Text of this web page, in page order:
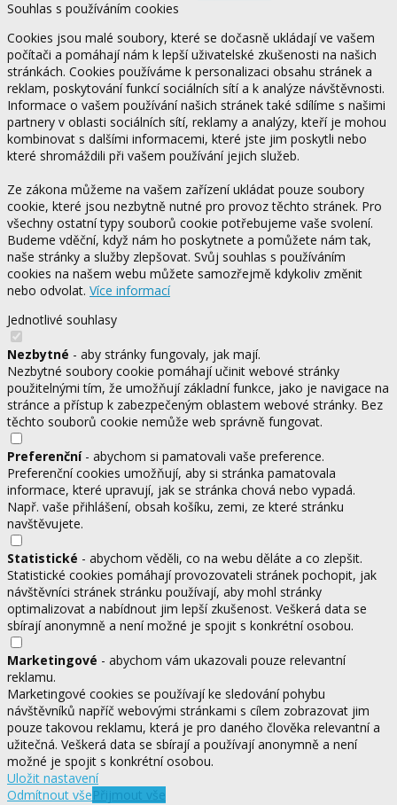
Souhlas s používáním cookies
Cookies jsou malé soubory, které se dočasně ukládají ve vašem
počítači a pomáhají nám k lepší uživatelské zkušenosti na našich
stránkách. Cookies používáme k personalizaci obsahu stránek a
reklam, poskytování funkcí sociálních sítí a k analýze návštěvnosti.
Informace o vašem používání našich stránek také sdílíme s našimi
partnery v oblasti sociálních sítí, reklamy a analýzy, kteří je mohou
kombinovat s dalšími informacemi, které jste jim poskytli nebo
které shromáždili při vašem používání jejich služeb.
Ze zákona můžeme na vašem zařízení ukládat pouze soubory
cookie, které jsou nezbytně nutné pro provoz těchto stránek. Pro
všechny ostatní typy souborů cookie potřebujeme vaše svolení.
Budeme vděční, když nám ho poskytnete a pomůžete nám tak,
naše stránky a služby zlepšovat. Svůj souhlas s používáním
cookies na našem webu můžete samozřejmě kdykoliv změnit
nebo odvolat. Více informací
Jednotlivé souhlasy
Nezbytné - aby stránky fungovaly, jak mají.
Nezbytné soubory cookie pomáhají učinit webové stránky
použitelnými tím, že umožňují základní funkce, jako je navigace na
stránce a přístup k zabezpečeným oblastem webové stránky. Bez
těchto souborů cookie nemůže web správně fungovat.
Preferenční- abychom si pamatovali vaše preference.
Preferenční cookies umožňují, aby si stránka pamatovala
informace, které upravují, jak se stránka chová nebo vypadá.
Např. vaše přihlášení, obsah košíku, zemi, ze které stránku
navštěvujete.
Statistické - abychom věděli, co na webu děláte a co zlepšit.
Statistické cookies pomáhají provozovateli stránek pochopit, jak
návštěvníci stránek stránku používají, aby mohl stránky
optimalizovat a nabídnout jim lepší zkušenost. Veškerá data se
sbírají anonymně a není možné je spojit s konkrétní osobou.
Marketingové - abychom vám ukazovali pouze relevantní
reklamu.
Marketingové cookies se používají ke sledování pohybu
návštěvníků napříč webovými stránkami s cílem zobrazovat jim
pouze takovou reklamu, která je pro daného člověka relevantní a
užitečná. Veškerá data se sbírají a používají anonymně a není
možné je spojit s konkrétní osobou.
Uložit nastavení
Odmítnout všePřijmout vše